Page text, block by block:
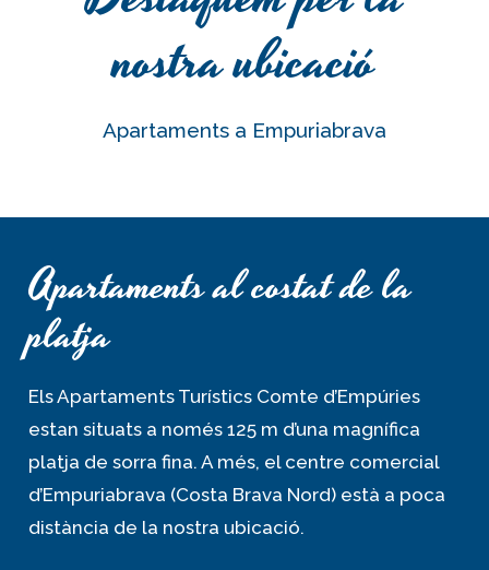
nostra ubicació
Apartaments a Empuriabrava
Apartaments al costat de la
platja
Els Apartaments Turístics Comte d’Empúries
estan situats a només 125 m d’una magnífica
platja de sorra fina. A més, el centre comercial
d’Empuriabrava (Costa Brava Nord) està a poca
distància de la nostra ubicació.